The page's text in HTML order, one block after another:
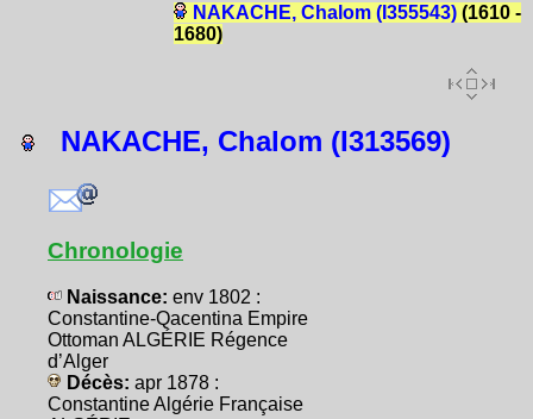
NAKACHE, Chalom (I355543)(1610 -
1680)
NAKACHE, Chalom (I313569)
Chronologie
Naissance: env 1802 :
Constantine-Qacentina Empire
Ottoman ALGÉRIE Régence
d’Alger
Décès: apr 1878 :
Constantine Algérie Française